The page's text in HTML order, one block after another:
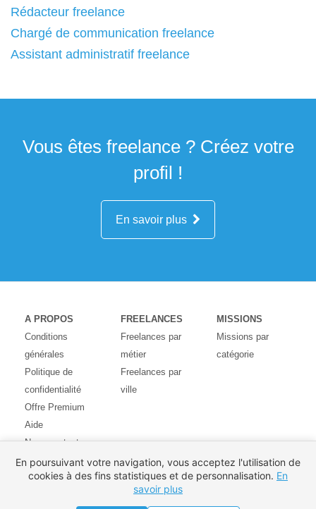
Rédacteur freelance
Chargé de communication freelance
Assistant administratif freelance
Vous êtes freelance ? Créez votre
profil !
En savoir plus
A PROPOS
Conditions
générales
Politique de
confidentialité
Offre Premium
Aide
Nous contacter
Avis des
utilisateurs
FREELANCES
Freelances par
métier
Freelances par
ville
MISSIONS
Missions par
catégorie
En poursuivant votre navigation, vous acceptez l'utilisation de
cookies à des fins statistiques et de personnalisation. En
savoir plus